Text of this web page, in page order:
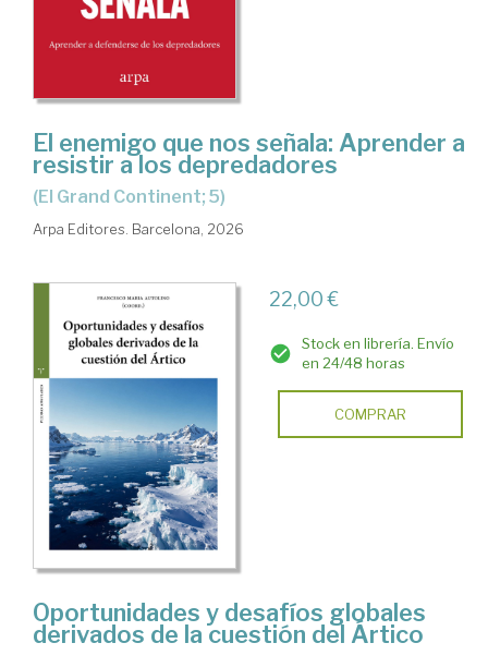
El enemigo que nos señala: Aprender a
resistir a los depredadores
(El Grand Continent; 5)
Arpa Editores. Barcelona, 2026
22,00 €
Stock en librería. Envío
en 24/48 horas
COMPRAR
Oportunidades y desafíos globales
derivados de la cuestión del Ártico